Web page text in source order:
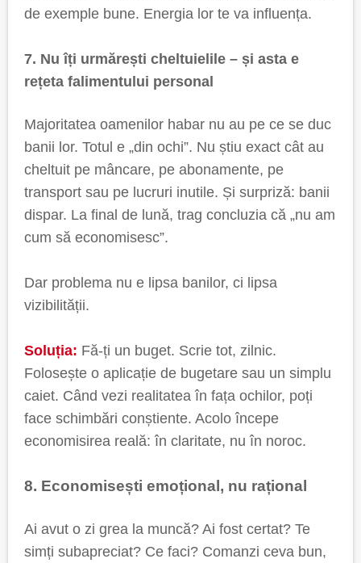
de exemple bune. Energia lor te va influența.
7. Nu îți urmărești cheltuielile – și asta e
rețeta falimentului personal
Majoritatea oamenilor habar nu au pe ce se duc
banii lor. Totul e „din ochi”. Nu știu exact cât au
cheltuit pe mâncare, pe abonamente, pe
transport sau pe lucruri inutile. Și surpriză: banii
dispar. La final de lună, trag concluzia că „nu am
cum să economisesc”.
Dar problema nu e lipsa banilor, ci lipsa
vizibilității.
Soluția: Fă-ți un buget. Scrie tot, zilnic.
Folosește o aplicație de bugetare sau un simplu
caiet. Când vezi realitatea în fața ochilor, poți
face schimbări conștiente. Acolo începe
economisirea reală: în claritate, nu în noroc.
8. Economisești emoțional, nu rațional
Ai avut o zi grea la muncă? Ai fost certat? Te
simți subapreciat? Ce faci? Comanzi ceva bun,